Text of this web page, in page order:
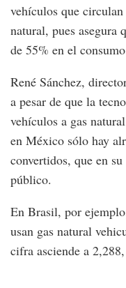
vehículos que
natural, pues asegura
de 55% en el
René Sánchez,
a pesar de que la
vehículos a gas
en México sólo hay
convertidos, que en
público.
En Brasil, por
usan gas natural
cifra asciende a